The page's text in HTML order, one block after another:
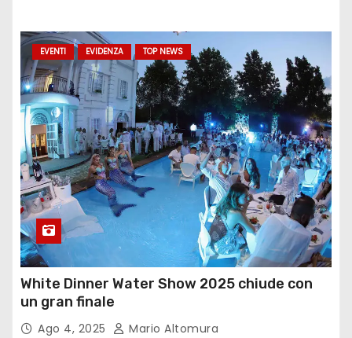
EVENTI EVIDENZA TOP NEWS
White Dinner Water Show 2025 chiude con
un gran finale
Ago 4, 2025 Mario Altomura